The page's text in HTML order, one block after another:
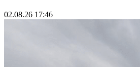
02.08.26 17:46